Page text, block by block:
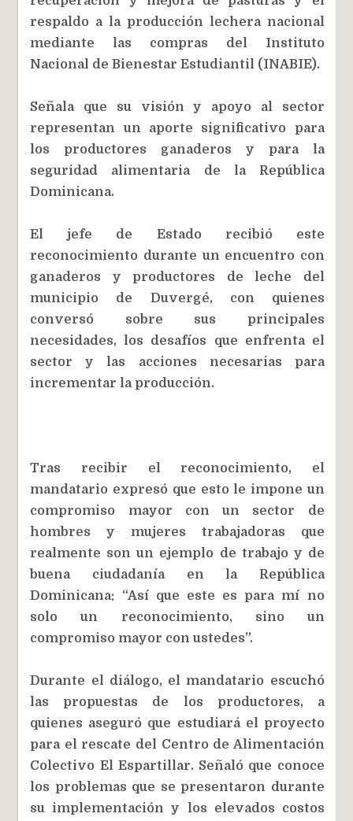
respaldo a la producción lechera nacional
mediante las compras del Instituto
Nacional de Bienestar Estudiantil (INABIE).
Señala que su visión y apoyo al sector
representan un aporte significativo para
los productores ganaderos y para la
seguridad alimentaria de la República
Dominicana.
El jefe de Estado recibió este
reconocimiento durante un encuentro con
ganaderos y productores de leche del
municipio de Duvergé, con quienes
conversó sobre sus principales
necesidades, los desafíos que enfrenta el
sector y las acciones necesarias para
incrementar la producción.
Tras recibir el reconocimiento, el
mandatario expresó que esto le impone un
compromiso mayor con un sector de
hombres y mujeres trabajadoras que
realmente son un ejemplo de trabajo y de
buena ciudadanía en la República
Dominicana: “Así que este es para mí no
solo un reconocimiento, sino un
compromiso mayor con ustedes”.
Durante el diálogo, el mandatario escuchó
las propuestas de los productores, a
quienes aseguró que estudiará el proyecto
para el rescate del Centro de Alimentación
Colectivo El Espartillar. Señaló que conoce
los problemas que se presentaron durante
su implementación y los elevados costos